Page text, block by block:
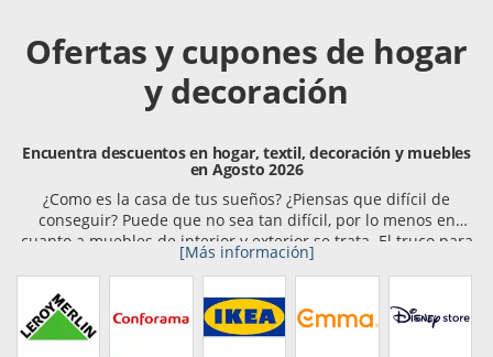
Ofertas y cupones de hogar
y decoración
Encuentra descuentos en hogar, textil, decoración y muebles
en Agosto 2026
¿Como es la casa de tus sueños? ¿Piensas que difícil de
conseguir? Puede que no sea tan difícil, por lo menos en
cuanto a muebles de interior y exterior se trata. El truco para
esto está siempre en buscar las mejores ofertas, para poder
conseguir todo lo que buscamos al mejor precio. Aquí te
presentamos las tiendas para amueblar tu casa, y todo tipo
de artículos para tu jardín. Busca entre ellas a ver que oferta
encuentras, seguro que alguna te engancha.
[Más información]